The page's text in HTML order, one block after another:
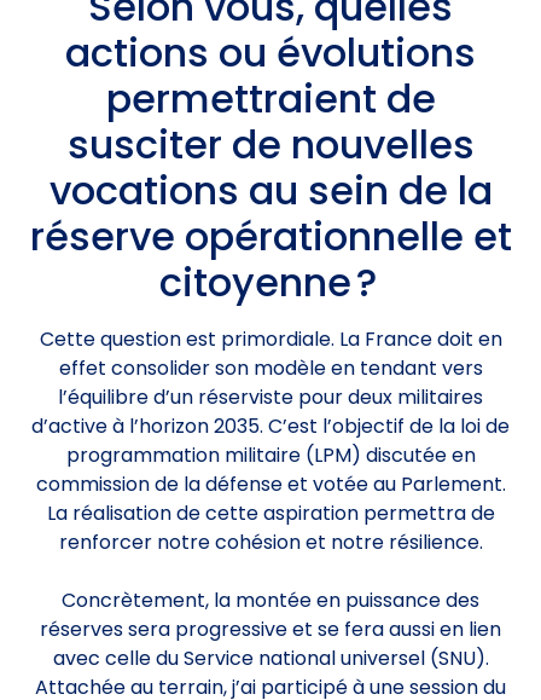
actions ou évolutions
permettraient de
susciter de nouvelles
vocations au sein de la
réserve opérationnelle et
citoyenne ?
Cette question est primordiale. La France doit en
effet consolider son modèle en tendant vers
l’équilibre d’un réserviste pour deux militaires
d’active à l’horizon 2035. C’est l’objectif de la loi de
programmation militaire (LPM) discutée en
commission de la défense et votée au Parlement.
La réalisation de cette aspiration permettra de
renforcer notre cohésion et notre résilience.
Concrètement, la montée en puissance des
réserves sera progressive et se fera aussi en lien
avec celle du Service national universel (SNU).
Attachée au terrain, j’ai participé à une session du